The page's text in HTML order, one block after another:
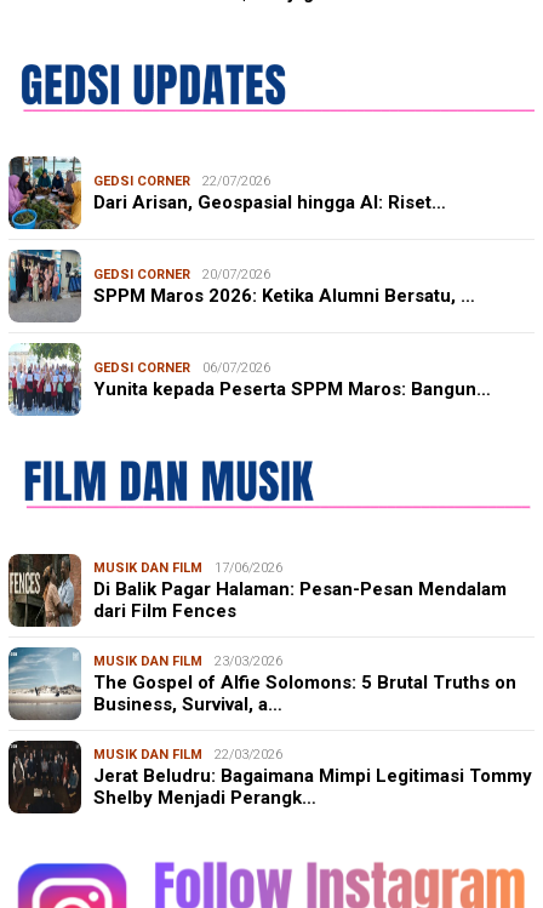
GEDSI CORNER 22/07/2026
Dari Arisan, Geospasial hingga AI: Riset…
GEDSI CORNER 20/07/2026
SPPM Maros 2026: Ketika Alumni Bersatu, …
GEDSI CORNER 06/07/2026
Yunita kepada Peserta SPPM Maros: Bangun…
MUSIK DAN FILM 17/06/2026
Di Balik Pagar Halaman: Pesan-Pesan Mendalam
dari Film Fences
MUSIK DAN FILM 23/03/2026
The Gospel of Alfie Solomons: 5 Brutal Truths on
Business, Survival, a…
MUSIK DAN FILM 22/03/2026
Jerat Beludru: Bagaimana Mimpi Legitimasi Tommy
Shelby Menjadi Perangk…